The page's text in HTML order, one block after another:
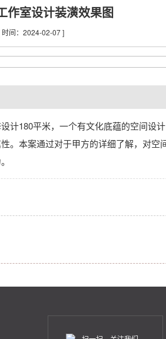
作室设计装潢效果图
时间：2024-02-07 ]
计180平米，一个有文化底蕴的空间设
。本案通过对于甲方的详细了解，对空